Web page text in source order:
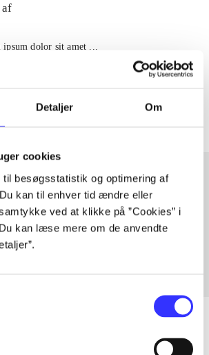
Detaljer Om
cookies
besøgsstatistik og optimering af
kan til enhver tid ændre eller
ved at klikke på ”Cookies” i
kan læse mere om de anvendte
ipsum dolor sit amet ...
emner